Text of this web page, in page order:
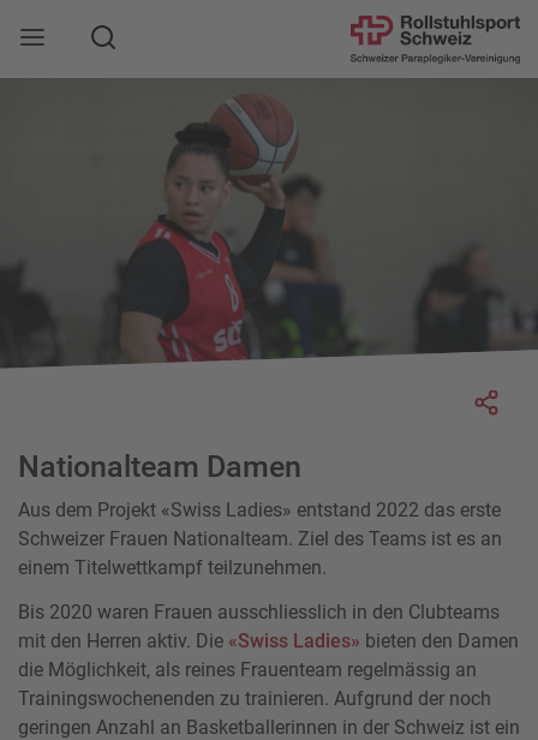
Mobile Navigation öffnen
Suche
Nationalteam Damen
Aus dem Projekt «Swiss Ladies» entstand 2022 das erste
Schweizer Frauen Nationalteam. Ziel des Teams ist es an
einem Titelwettkampf teilzunehmen.
Bis 2020 waren Frauen ausschliesslich in den Clubteams
mit den Herren aktiv. Die «Swiss Ladies» bieten den Damen
die Möglichkeit, als reines Frauenteam regelmässig an
Trainingswochenenden zu trainieren. Aufgrund der noch
geringen Anzahl an Basketballerinnen in der Schweiz ist ein